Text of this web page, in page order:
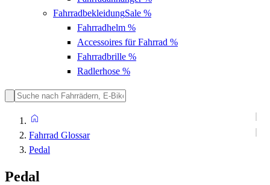
FahrradbekleidungSale %
Fahrradhelm %
Accessoires für Fahrrad %
Fahrradbrille %
Radlerhose %
Fahrrad Glossar
Pedal
Pedal